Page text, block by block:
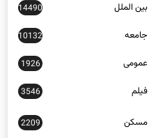
بین الملل 14490
جامعه 10132
عمومی 1926
فیلم 3546
مسکن 2209